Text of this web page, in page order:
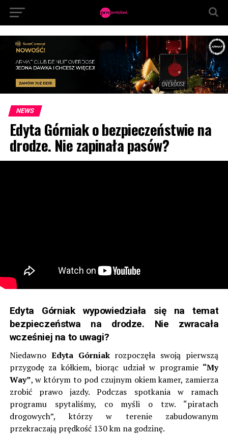
NEWS
Edyta Górniak o bezpieczeństwie na
drodze. Nie zapinała pasów?
Edyta Górniak wypowiedziała się na temat
bezpieczeństwa na drodze. Nie zwracała
wcześniej na to uwagi?
Niedawno Edyta Górniak rozpoczęła swoją pierwszą
przygodę za kółkiem, biorąc udział w programie “My
Way”, w którym to pod czujnym okiem kamer, zamierza
zrobić prawo jazdy. Podczas spotkania w ramach
programu spytaliśmy, co myśli o tzw. “piratach
drogowych”, którzy w terenie zabudowanym
przekraczają prędkość 130 km na godzinę.